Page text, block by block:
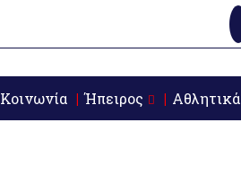
Κοινωνία Ήπειρος Αθλητικά